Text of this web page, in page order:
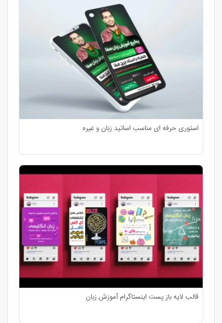
استوری حرفه ای مناسب اساتید زبان و غیره
قالب لایه باز پست اینستاگرام آموزش زبان